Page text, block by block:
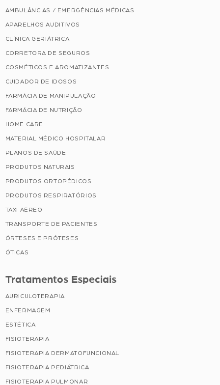
AMBULÂNCIAS / EMERGÊNCIAS MÉDICAS
APARELHOS AUDITIVOS
CLÍNICA GERIÁTRICA
CORRETORA DE SEGUROS
COSMÉTICOS E AROMATIZANTES
CUIDADOR DE IDOSOS
FARMÁCIA DE MANIPULAÇÃO
FARMÁCIA DE NUTRIÇÃO
HOME CARE
MATERIAL MÉDICO HOSPITALAR
PLANOS DE SAÚDE
PRODUTOS NATURAIS
PRODUTOS ORTOPÉDICOS
PRODUTOS RESPIRATÓRIOS
TAXI AÉREO
TRANSPORTE DE PACIENTES
ÓRTESES E PRÓTESES
ÓTICAS
Tratamentos Especiais
AURICULOTERAPIA
ENFERMAGEM
ESTÉTICA
FISIOTERAPIA
FISIOTERAPIA DERMATOFUNCIONAL
FISIOTERAPIA PEDIÁTRICA
FISIOTERAPIA PULMONAR